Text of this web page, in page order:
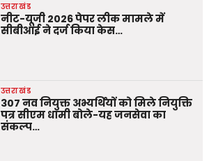
उत्तराखंड
नीट-यूजी 2026 पेपर लीक मामले में
सीबीआई ने दर्ज किया केस…
उत्तराखंड
307 नव नियुक्त अभ्यर्थियों को मिले नियुक्ति
पत्र सीएम धामी बोले-यह जनसेवा का
संकल्प…